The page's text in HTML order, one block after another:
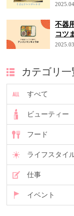
不器
コツ
カテゴリ一
すべて
ビューティー
フード
ライフスタイ
仕事
イベント